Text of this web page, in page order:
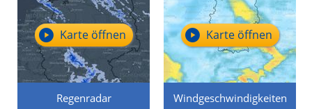
Regenradar
Karte öffnen
Windgeschwindigkeiten
Karte öffnen